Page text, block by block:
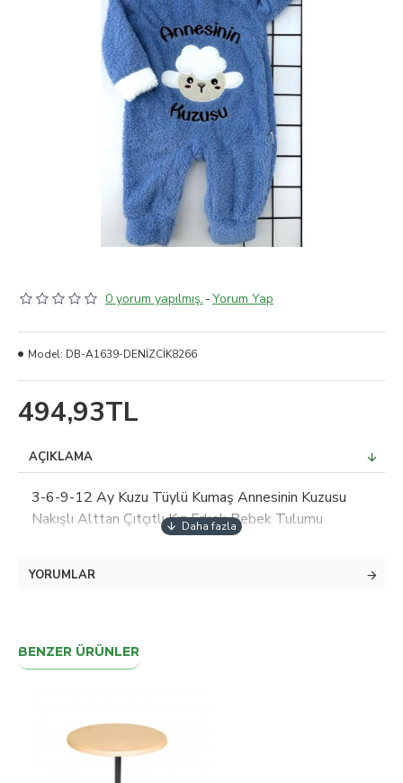
0 yorum yapılmış. -Yorum Yap
494,93TL
Model: DB-A1639-DENİZCİK8266
AÇIKLAMA
3-6-9-12 Ay Kuzu Tüylü Kumaş Annesinin Kuzusu
Nakışlı Alttan Çıtçıtlı Kız Erkek Bebek Tulumu
YORUMLAR
BENZER ÜRÜNLER